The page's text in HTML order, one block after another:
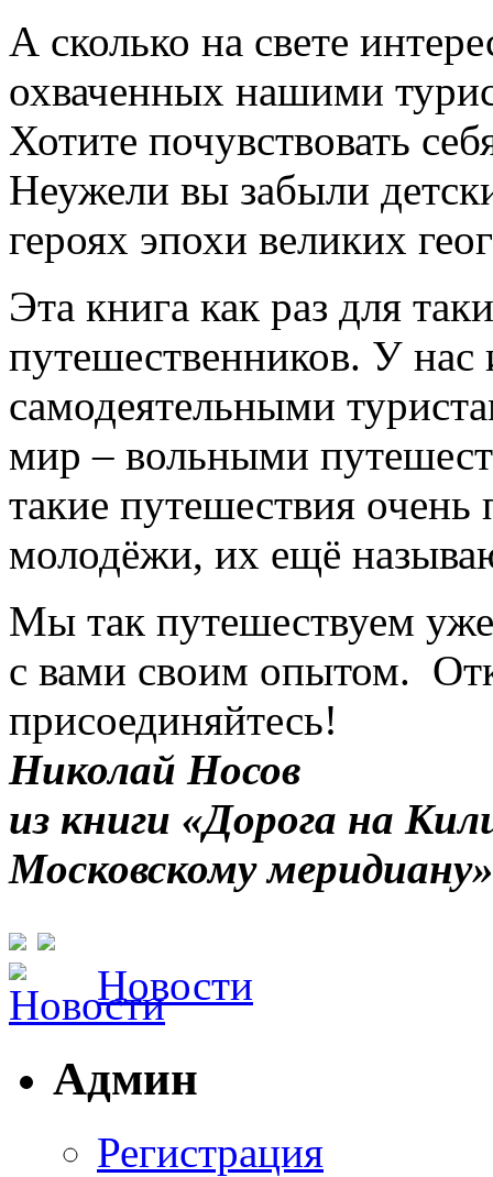
А сколько на свете
охваченных нашими
Хотите почувствовать
Неужели вы забыли
героях эпохи великих
Эта книга как раз для
путешественников. У
самодеятельными
мир – вольными
такие путешествия
молодёжи, их ещё
Мы так путешествуем
с вами своим опытом.
присоединяйтесь!
Николай Носов
из книги «Дорога на
Московскому меридиану»
Новости
Админ
Регистрация